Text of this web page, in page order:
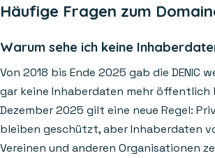
Häufige Fragen zum
Warum sehe ich keine
Von 2018 bis Ende 2025 gab die DENIC
gar keine Inhaberdaten mehr öffentlich
Dezember 2025 gilt eine neue Regel:
bleiben geschützt, aber Inhaberdaten
Vereinen und anderen Organisationen